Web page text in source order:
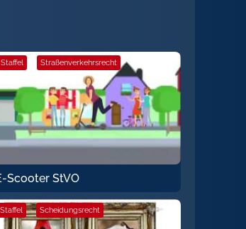
Straßenverkehrsrecht
Scooter StVO
· Scheidungsrecht